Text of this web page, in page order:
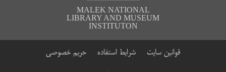
MALEK NATIONAL
LIBRARY AND MUSEUM
INSTITUTON
قوانین سایت شرایط استفاده حریم خصوصی